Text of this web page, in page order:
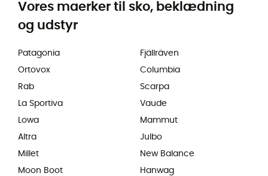
Vores maerker til sko, beklædning
og udstyr
Patagonia
Ortovox
Rab
La Sportiva
Lowa
Altra
Millet
Moon Boot
Fjällräven
Columbia
Scarpa
Vaude
Mammut
Julbo
New Balance
Hanwag